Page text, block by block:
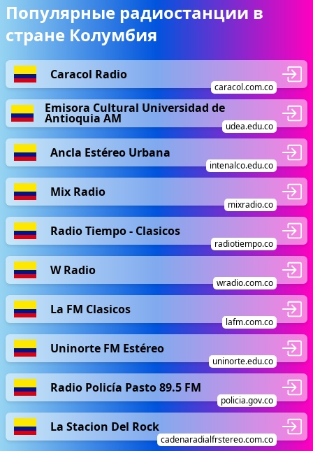
Популярные радиостанции в
стране Колумбия
Caracol Radio
caracol.com.co
Emisora Cultural Universidad de
Antioquia AM
udea.edu.co
Ancla Estéreo Urbana
intenalco.edu.co
Mix Radio
mixradio.co
Radio Tiempo - Clasicos
radiotiempo.co
W Radio
wradio.com.co
La FM Clasicos
lafm.com.co
Uninorte FM Estéreo
uninorte.edu.co
Radio Policía Pasto 89.5 FM
policia.gov.co
La Stacion Del Rock
cadenaradialfrstereo.com.co